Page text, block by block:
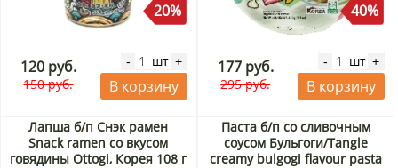
20%
120 руб.
150 руб.
- шт +
В корзину
40%
177 руб.
295 руб.
- шт +
В корзину
Лапша б/п Снэк рамен
Snack ramen со вкусом
говядины Ottogi, Корея 108 г
Паста б/п со сливочным
соусом Бульгоги/Tangle
creamy bulgogi flavour pasta